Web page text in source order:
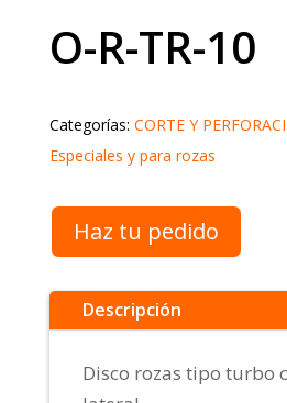
O-R-TR-10
Categorías: CORTE Y
Especiales y para rozas
Haz tu pedido
Descripción
Disco rozas tipo turbo